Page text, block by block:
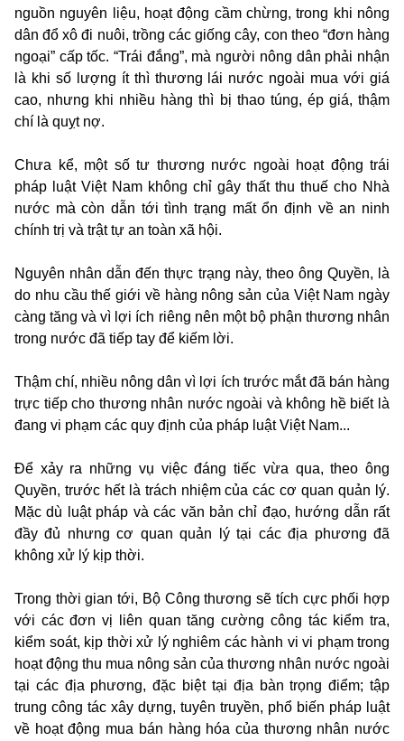
nguồn nguyên liệu, hoạt động cầm chừng, trong khi nông
dân đổ xô đi nuôi, trồng các giống cây, con theo “đơn hàng
ngoại” cấp tốc. “Trái đắng”, mà người nông dân phải nhận
là khi số lượng ít thì thương lái nước ngoài mua với giá
cao, nhưng khi nhiều hàng thì bị thao túng, ép giá, thậm
chí là quỵt nợ.
Chưa kể, một số tư thương nước ngoài hoạt động trái
pháp luật Việt Nam không chỉ gây thất thu thuế cho Nhà
nước mà còn dẫn tới tình trạng mất ổn định về an ninh
chính trị và trật tự an toàn xã hội.
Nguyên nhân dẫn đến thực trạng này, theo ông Quyền, là
do nhu cầu thế giới về hàng nông sản của Việt Nam ngày
càng tăng và vì lợi ích riêng nên một bộ phận thương nhân
trong nước đã tiếp tay để kiếm lời.
Thậm chí, nhiều nông dân vì lợi ích trước mắt đã bán hàng
trực tiếp cho thương nhân nước ngoài và không hề biết là
đang vi phạm các quy định của pháp luật Việt Nam...
Để xảy ra những vụ việc đáng tiếc vừa qua, theo ông
Quyền, trước hết là trách nhiệm của các cơ quan quản lý.
Mặc dù luật pháp và các văn bản chỉ đạo, hướng dẫn rất
đầy đủ nhưng cơ quan quản lý tại các địa phương đã
không xử lý kịp thời.
Trong thời gian tới, Bộ Công thương sẽ tích cực phối hợp
với các đơn vị liên quan tăng cường công tác kiểm tra,
kiểm soát, kịp thời xử lý nghiêm các hành vi vi phạm trong
hoạt động thu mua nông sản của thương nhân nước ngoài
tại các địa phương, đặc biệt tại địa bàn trọng điểm; tập
trung công tác xây dựng, tuyên truyền, phổ biến pháp luật
về hoạt động mua bán hàng hóa của thương nhân nước